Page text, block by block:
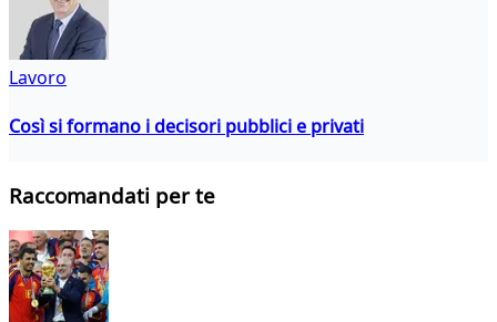
Lavoro
Così si formano i decisori pubblici e privati
Raccomandati per te